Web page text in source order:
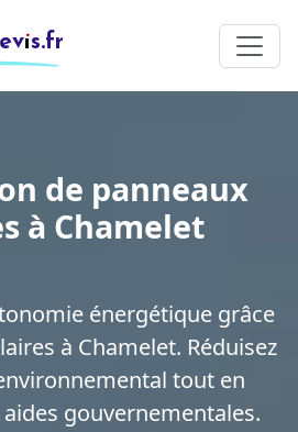
de panneaux
à Chamelet
énergétique grâce
à Chamelet. Réduisez
tout en
gouvernementales.